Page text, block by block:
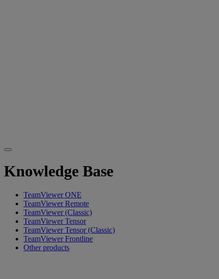
Knowledge Base
TeamViewer ONE
TeamViewer Remote
TeamViewer (Classic)
TeamViewer Tensor
TeamViewer Tensor (Classic)
TeamViewer Frontline
Other products